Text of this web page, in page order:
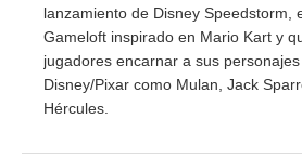
lanzamiento de Disney Speedstorm,
Gameloft inspirado en Mario Kart y
jugadores encarnar a sus
Disney/Pixar como Mulan, Jack
Hércules.